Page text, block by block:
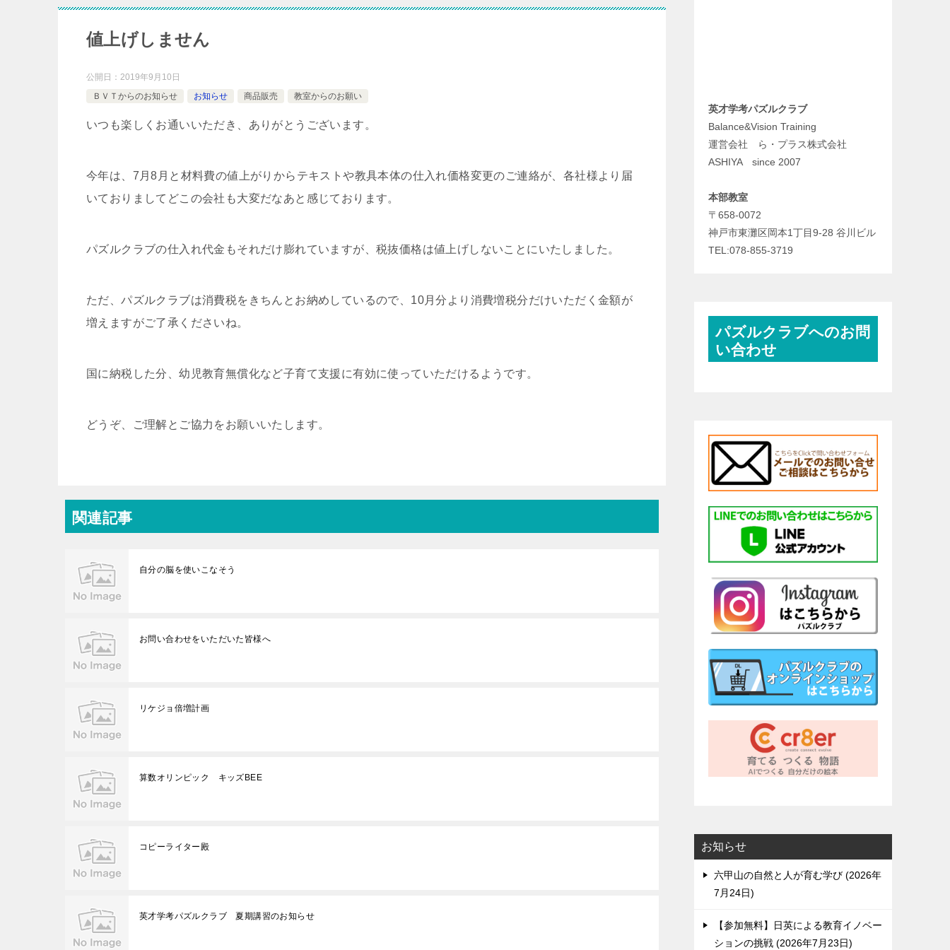
値上げしません
公開日： 2019年9月10日
ＢＶＴからのお知らせ
お知らせ 商品販売 教室からのお願い
いつも楽しくお通いいただき、ありがとうございます。
今年は、7月8月と材料費の値上がりからテキストや教具本体の仕入れ価格変更のご連絡が、各社様より届
いておりましてどこの会社も大変だなあと感じております。
パズルクラブの仕入れ代金もそれだけ膨れていますが、税抜価格は値上げしないことにいたしました。
ただ、パズルクラブは消費税をきちんとお納めしているので、10月分より消費増税分だけいただく金額が
増えますがご了承くださいね。
国に納税した分、幼児教育無償化など子育て支援に有効に使っていただけるようです。
どうぞ、ご理解とご協力をお願いいたします。
関連記事
自分の脳を使いこなそう
お問い合わせをいただいた皆様へ
リケジョ倍増計画
算数オリンピック キッズBEE
コピーライター殿
英才学考パズルクラブ 夏期講習のお知らせ
英才学考パズルクラブ
Balance&Vision Training
運営会社 ら・プラス株式会社
ASHIYA since 2007
本部教室
〒658-0072
神戸市東灘区岡本1丁目9-28 谷川ビル
TEL:078-855-3719
パズルクラブへのお問
い合わせ
お知らせ
六甲山の自然と人が育む学び
2026年
7月24日
【参加無料】日英による教育イノベー
ションの挑戦
2026年7月23日